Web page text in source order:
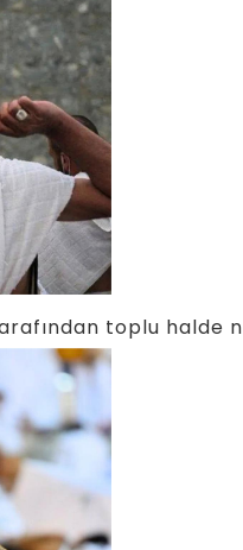
toplu halde